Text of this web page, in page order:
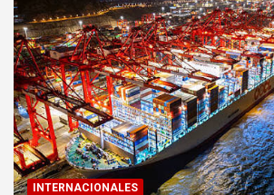
INTERNACIONALES